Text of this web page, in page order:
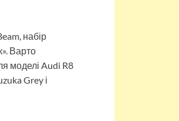
набір
Варто
моделі Audi R8
Grey і